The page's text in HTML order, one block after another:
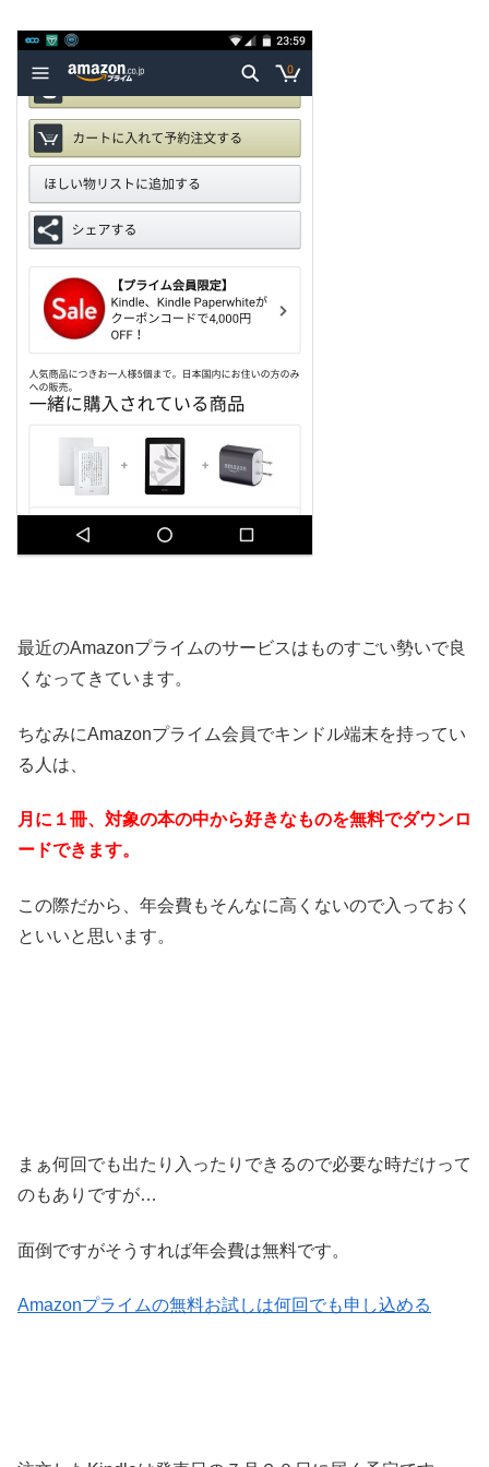
最近のAmazonプライムのサービスはものすごい勢いで良
くなってきています。
ちなみにAmazonプライム会員でキンドル端末を持ってい
る人は、
月に１冊、対象の本の中から好きなものを無料でダウンロ
ードできます。
この際だから、年会費もそんなに高くないので入っておく
といいと思います。
まぁ何回でも出たり入ったりできるので必要な時だけって
のもありですが…
面倒ですがそうすれば年会費は無料です。
Amazonプライムの無料お試しは何回でも申し込める